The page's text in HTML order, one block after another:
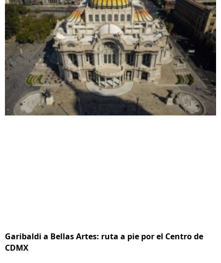
Garibaldi a Bellas Artes: ruta a pie por el Centro de
CDMX